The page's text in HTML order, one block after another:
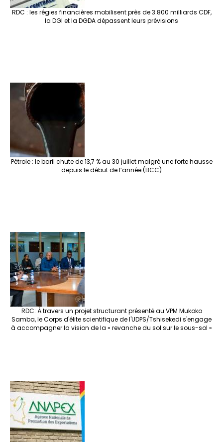
RDC : les régies financières mobilisent près de 3.800 milliards CDF,
la DGI et la DGDA dépassent leurs prévisions
Pétrole : le baril chute de 13,7 % au 30 juillet malgré une forte hausse
depuis le début de l’année (BCC)
RDC: À travers un projet structurant présenté au VPM Mukoko
Samba, le Corps d'élite scientifique de l'UDPS/Tshisekedi s'engage
à accompagner la vision de la « revanche du sol sur le sous-sol »